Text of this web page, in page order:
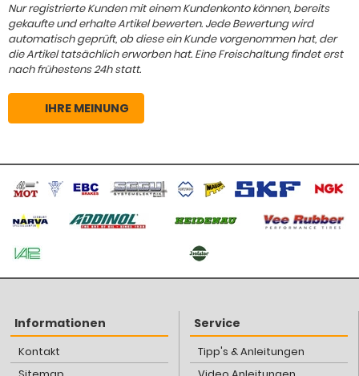
Nur registrierte Kunden mit einem Kundenkonto können, bereits
gekaufte und erhalte Artikel bewerten. Jede Bewertung wird
automatisch geprüft, ob diese ein Kunde vorgenommen hat, der
die Artikel tatsächlich erworben hat. Eine Freischaltung findet erst
nach frühestens 24h statt.
IHRE MEINUNG
Informationen
Kontakt
Service
Tipp's & Anleitungen